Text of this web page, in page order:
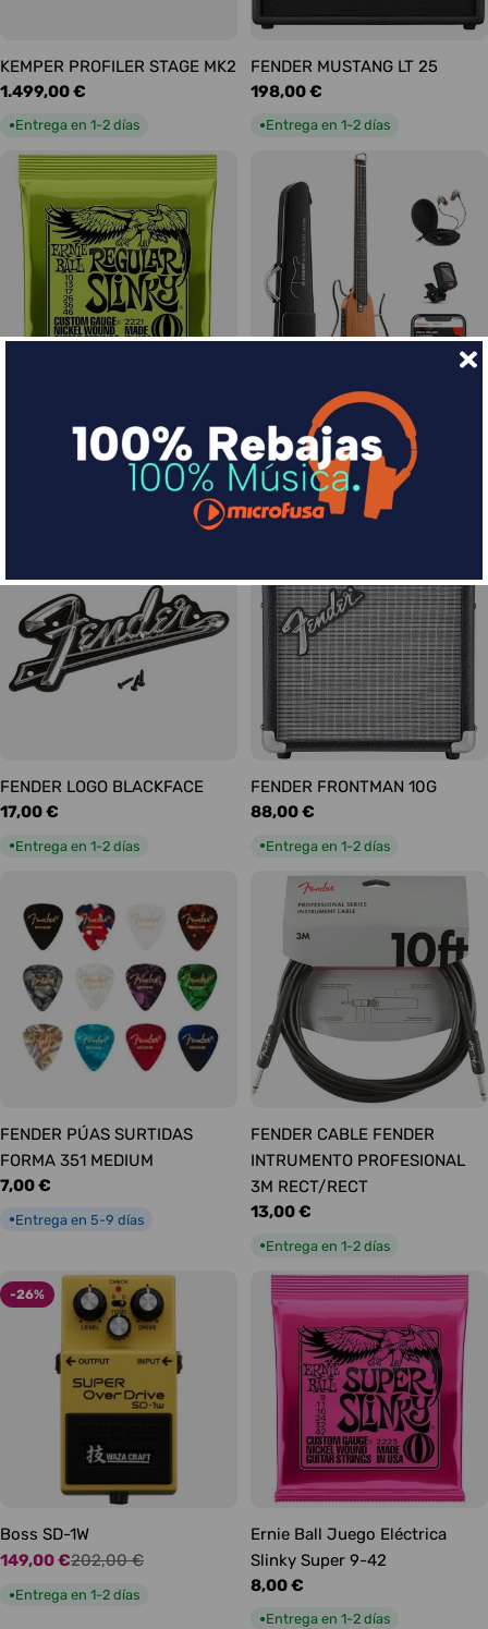
KEMPER PROFILER STAGE MK2
Precio
habitual
1.499,00 €
●Entrega en 1-2 días
FENDER MUSTANG LT 25
Precio
habitual
198,00 €
●Entrega en 1-2 días
Slinky Regular 10-46
DONNER HUSH-I Silent Guitar
Caoba
Precio
habitual
339,00 €
Entrega en 1-2 días
FENDER LOGO BLACKFACE
Precio
17,00 €
●Entrega en 1-2 días
FENDER FRONTMAN 10G
Precio
88,00 €
●Entrega en 1-2 días
FENDER PÚAS SURTIDAS
FORMA 351 MEDIUM
Precio
7,00 €
●Entrega en 5-9 días
FENDER CABLE FENDER
INTRUMENTO PROFESIONAL
3M RECT/RECT
Precio
13,00 €
●Entrega en 1-2 días
-26%
Boss SD-1W
Precio
de
149,00 €
Precio
habitual
202,00 €
●Entrega en 1-2 días
Ernie Ball Juego Eléctrica
Slinky Super 9-42
Precio
habitual
8,00 €
●Entrega en 1-2 días